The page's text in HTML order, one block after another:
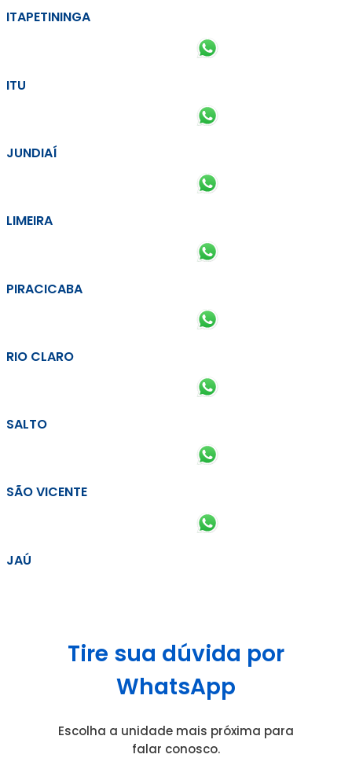
ITAPETININGA
ITU
JUNDIAÍ
LIMEIRA
PIRACICABA
RIO CLARO
SALTO
SÃO VICENTE
JAÚ
Tire sua dúvida por
WhatsApp
Escolha a unidade mais próxima para
falar conosco.